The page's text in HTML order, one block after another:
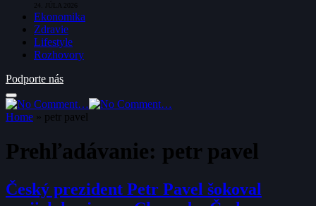
24. JÚLA 2026
Ekonomika
Zdravie
Lifestyle
Rozhovory
Podporte nás
Home » petr pavel
Prehľadávanie: petr pavel
Český prezident Petr Pavel šokoval